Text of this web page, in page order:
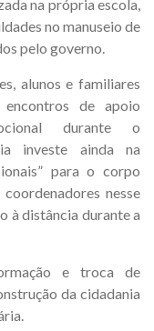
na própria escola,
no manuseio de
pelo governo.
alunos e familiares
de apoio
durante o
investe ainda na
para o corpo
nesse
à distância durante a
e troca de
da cidadania